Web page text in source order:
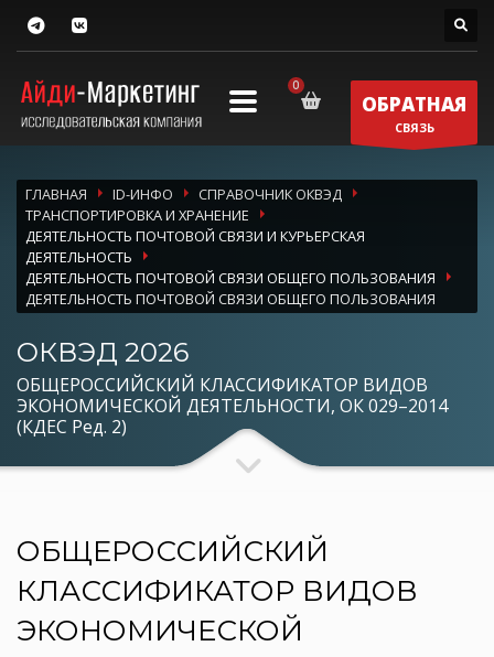
ОБРАТНАЯ
СВЯЗЬ
ГЛАВНАЯ ID-ИНФО
СПРАВОЧНИК ОКВЭД
ТРАНСПОРТИРОВКА И ХРАНЕНИЕ
ДЕЯТЕЛЬНОСТЬ ПОЧТОВОЙ СВЯЗИ И КУРЬЕРСКАЯ
ДЕЯТЕЛЬНОСТЬ
ДЕЯТЕЛЬНОСТЬ ПОЧТОВОЙ СВЯЗИ ОБЩЕГО ПОЛЬЗОВАНИЯ
ДЕЯТЕЛЬНОСТЬ ПОЧТОВОЙ СВЯЗИ ОБЩЕГО ПОЛЬЗОВАНИЯ
ОКВЭД 2026
ОБЩЕРОССИЙСКИЙ КЛАССИФИКАТОР ВИДОВ
ЭКОНОМИЧЕСКОЙ ДЕЯТЕЛЬНОСТИ, ОК 029–2014
(КДЕС Ред. 2)
ОБЩЕРОССИЙСКИЙ
КЛАССИФИКАТОР ВИДОВ
ЭКОНОМИЧЕСКОЙ